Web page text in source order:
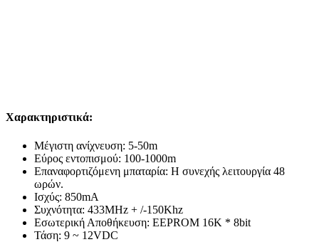
Χαρακτηριστικά:
Μέγιστη ανίχνευση: 5-50m
Εύρος εντοπισμού: 100-1000m
Επαναφορτιζόμενη μπαταρία: Η συνεχής λειτουργία 48
ωρών.
Ισχύς: 850mA
Συχνότητα: 433MHz + /-150Khz
Εσωτερική Αποθήκευση: EEPROM 16K * 8bit
Τάση: 9 ~ 12VDC